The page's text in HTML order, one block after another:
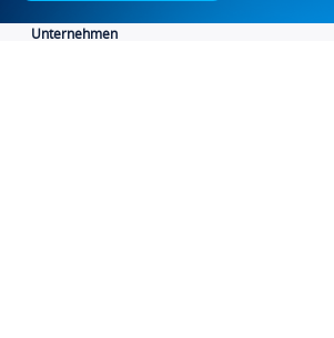
Unternehmen